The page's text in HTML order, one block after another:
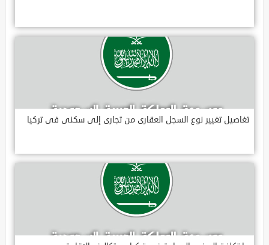
تغاصيل تغيير نوع السجل العقارى من تجارى إلى سكنى فى تركيا